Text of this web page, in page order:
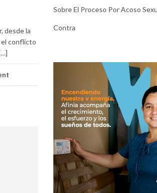
desde la
el conflicto
Sobre El Proceso Por Acoso
Contra